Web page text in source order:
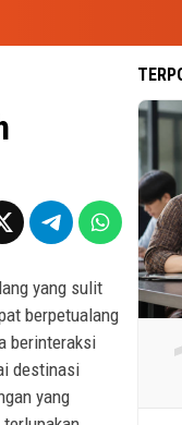
yang sulit
berpetualang
berinteraksi
destinasi
yang